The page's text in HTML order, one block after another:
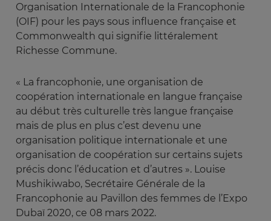
Organisation Internationale de la Francophonie
(OIF) pour les pays sous influence française et
Commonwealth qui signifie littéralement
Richesse Commune.
« La francophonie, une organisation de
coopération internationale en langue française
au début très culturelle très langue française
mais de plus en plus c’est devenu une
organisation politique internationale et une
organisation de coopération sur certains sujets
précis donc l’éducation et d’autres ». Louise
Mushikiwabo, Secrétaire Générale de la
Francophonie au Pavillon des femmes de l’Expo
Dubaï 2020, ce 08 mars 2022.